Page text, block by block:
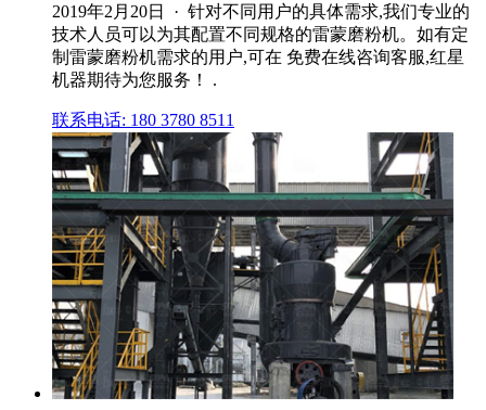
2019年2月20日 · 针对不同用户的具体需求,我们专业的
技术人员可以为其配置不同规格的雷蒙磨粉机。如有定
制雷蒙磨粉机需求的用户,可在 免费在线咨询客服,红星
机器期待为您服务！ .
联系电话: 180 3780 8511